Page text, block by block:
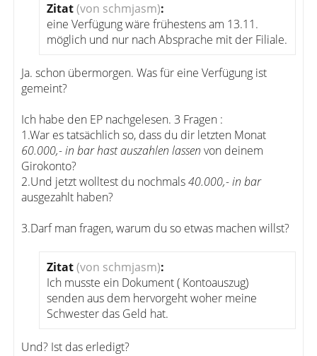
Zitat(von schmjasm):
eine Verfügung wäre frühestens am 13.11.
möglich und nur nach Absprache mit der Filiale.
Ja. schon übermorgen. Was für eine Verfügung ist
gemeint?
Ich habe den EP nachgelesen. 3 Fragen :
1.War es tatsächlich so, dass du dir letzten Monat
60.000,- in bar hast auszahlen lassen von deinem
Girokonto?
2.Und jetzt wolltest du nochmals40.000,- in bar
ausgezahlt haben?
3.Darf man fragen, warum du so etwas machen willst?
Zitat(von schmjasm):
Ich musste ein Dokument ( Kontoauszug)
senden aus dem hervorgeht woher meine
Schwester das Geld hat.
Und? Ist das erledigt?